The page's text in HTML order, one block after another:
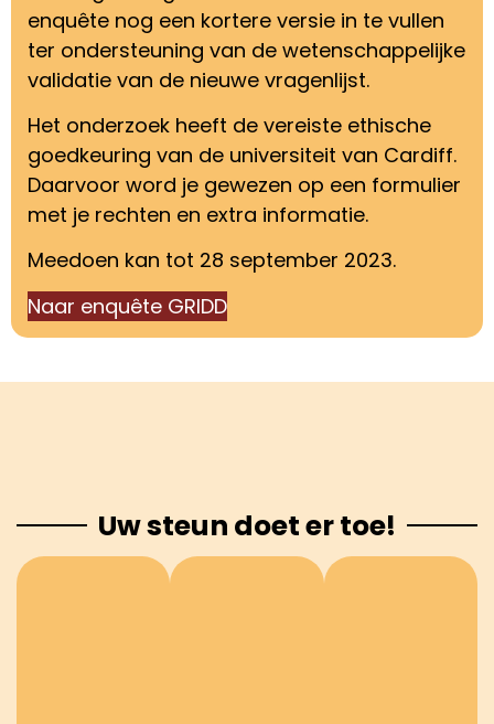
enquête nog een kortere versie in te vullen
ter ondersteuning van de wetenschappelijke
validatie van de nieuwe vragenlijst.
Het onderzoek heeft de vereiste ethische
goedkeuring van de universiteit van Cardiff.
Daarvoor word je gewezen op een formulier
met je rechten en extra informatie.
Meedoen kan tot 28 september 2023.
Naar enquête GRIDD
Uw steun doet er toe!